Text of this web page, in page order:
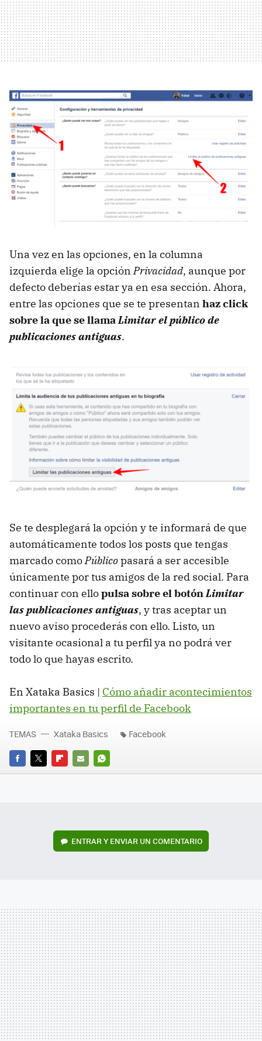
Una vez en las opciones, en la columna
izquierda elige la opciónPrivacidad, aunque por
defecto deberías estar ya en esa sección. Ahora,
entre las opciones que se te presentan haz click
sobre la que se llamaLimitar el público de
publicaciones antiguas.
Se te desplegará la opción y te informará de que
automáticamente todos los posts que tengas
marcado comoPúblicopasará a ser accesible
únicamente por tus amigos de la red social. Para
continuar con ellopulsa sobre el botónLimitar
las publicaciones antiguas, y tras aceptar un
nuevo aviso procederás con ello. Listo, un
visitante ocasional a tu perfil ya no podrá ver
todo lo que hayas escrito.
En Xataka Basics | Cómo añadir acontecimientos
importantes en tu perfil de Facebook
FACEBOOK
TWITTERFLIPBOARD
E-
WHATSAPP
TEMAS Xataka Basics Facebook
ENTRAR Y ENVIAR UN COMENTARIO